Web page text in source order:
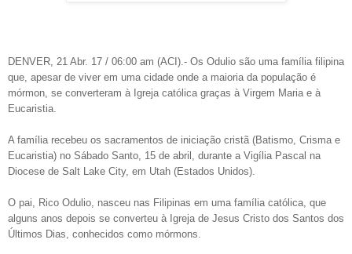
DENVER, 21 Abr. 17 / 06:00 am (ACI).- Os Odulio são uma família filipina
que, apesar de viver em uma cidade onde a maioria da população é
mórmon, se converteram à Igreja católica graças à Virgem Maria e à
Eucaristia.
A família recebeu os sacramentos de iniciação cristã (Batismo, Crisma e
Eucaristia) no Sábado Santo, 15 de abril, durante a Vigília Pascal na
Diocese de Salt Lake City, em Utah (Estados Unidos).
O pai, Rico Odulio, nasceu nas Filipinas em uma família católica, que
alguns anos depois se converteu à Igreja de Jesus Cristo dos Santos dos
Últimos Dias, conhecidos como mórmons.